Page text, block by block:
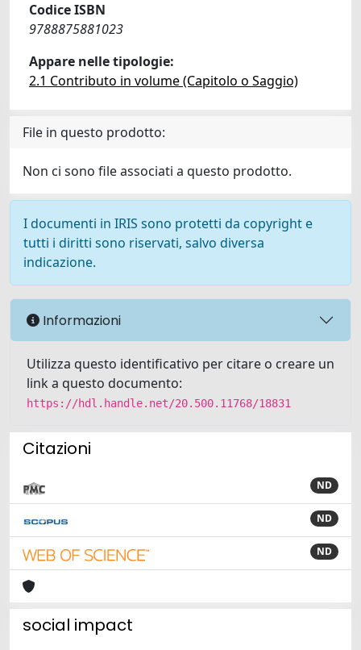
Codice ISBN
9788875881023
Appare nelle tipologie:
2.1 Contributo in volume (Capitolo o Saggio)
File in questo prodotto:
Non ci sono file associati a questo prodotto.
I documenti in IRIS sono protetti da copyright e
tutti i diritti sono riservati, salvo diversa
indicazione.
Informazioni
Utilizza questo identificativo per citare o creare un
link a questo documento:
https://hdl.handle.net/20.500.11768/18831
Citazioni
ND
ND
ND
social impact